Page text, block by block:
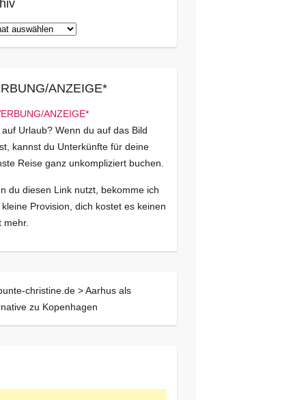
ANZEIGE*
auf Urlaub? Wenn du auf das Bild
kannst du Unterkünfte für deine
Reise ganz unkompliziert buchen.
du diesen Link nutzt, bekomme ich
Provision, dich kostet es keinen
mehr.
christine.de >Aarhus als
zu Kopenhagen